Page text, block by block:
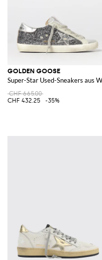
GOLDEN GOOSE
Super-Star Used-Sneakers aus
CHF 665.00
CHF 432.25
-35%